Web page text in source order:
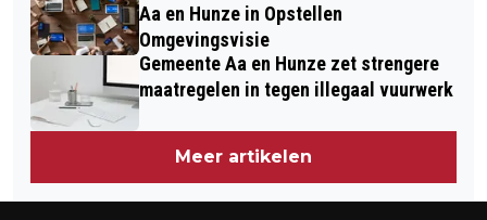
Aa en Hunze in Opstellen
Omgevingsvisie
Gemeente Aa en Hunze zet strengere
maatregelen in tegen illegaal vuurwerk
Meer artikelen